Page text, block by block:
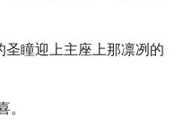
圣瞳迎上主座上那凛冽的